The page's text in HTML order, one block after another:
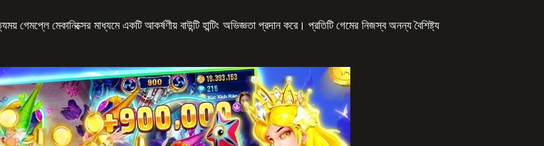
গেমপ্লে মেকানিক্সের মাধ্যমে একটি আকর্ষণীয় বাউন্টি হান্টিং অভিজ্ঞতা প্রদান করে। প্রতিটি গেমের নিজস্ব অনন্য বৈশিষ্ট্য